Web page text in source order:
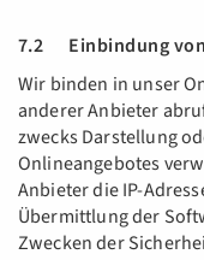
7.2 Einbindung von
Wir binden in unser
anderer Anbieter
zwecks Darstellung
Onlineangebotes
Anbieter die IP-
Übermittlung der
Zwecken der